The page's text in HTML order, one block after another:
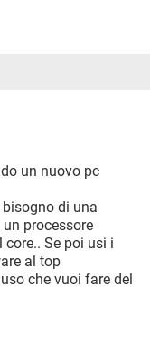
un nuovo pc
di una
processore
Se poi usi i
al top
che vuoi fare del